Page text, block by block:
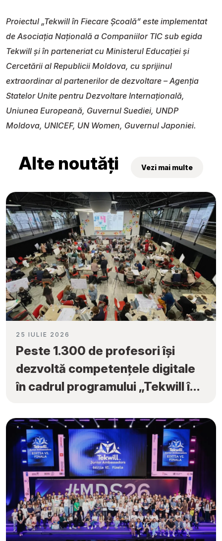
Proiectul „Tekwill în Fiecare Școală” este implementat
de Asociația Națională a Companiilor TIC sub egida
Tekwill și în parteneriat cu Ministerul Educației și
Cercetării al Republicii Moldova, cu sprijinul
extraordinar al partenerilor de dezvoltare – Agenția
Statelor Unite pentru Dezvoltare Internațională,
Uniunea Europeană, Guvernul Suediei, UNDP
Moldova, UNICEF, UN Women, Guvernul Japoniei.
Alte noutăți Vezi mai multe
25 IULIE 2026
Peste 1.300 de profesori își
dezvoltă competențele digitale
în cadrul programului „Tekwill în